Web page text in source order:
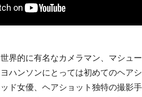
界的に有名なカメラマン、マシュ
ハンソンにとっては初めてのヘア
ド女優、ヘアショット独特の撮影